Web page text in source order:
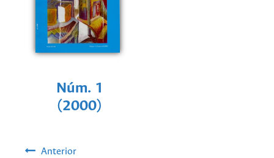
Núm. 1
(2000)
Anterior